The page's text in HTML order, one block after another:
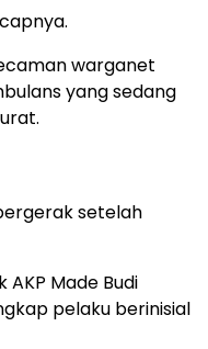
warganet
yang sedang
setelah
AKP Made Budi
pelaku berinisial